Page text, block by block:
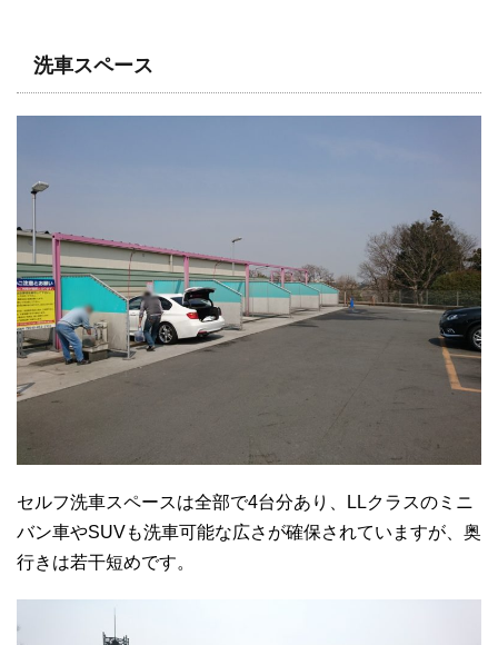
洗車スペース
セルフ洗車スペースは全部で4台分あり、LLクラスのミニ
バン車やSUVも洗車可能な広さが確保されていますが、奥
行きは若干短めです。